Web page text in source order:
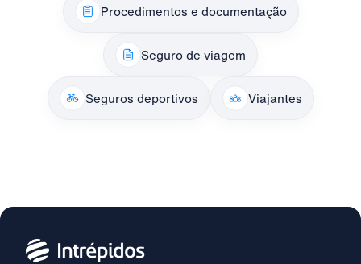
Procedimentos e documentação
Seguro de viagem
Seguros deportivos Viajantes